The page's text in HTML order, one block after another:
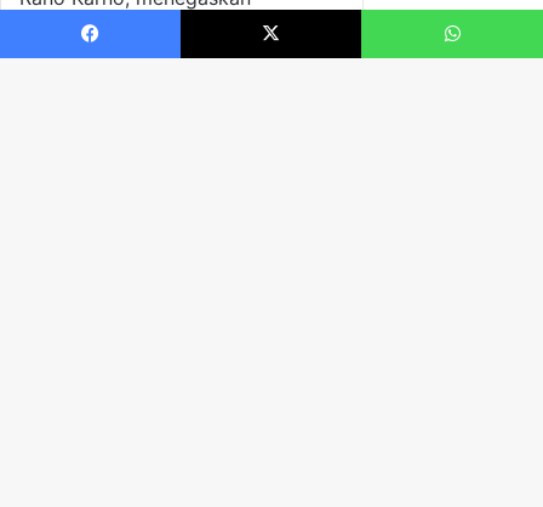
Facebook X WhatsApp